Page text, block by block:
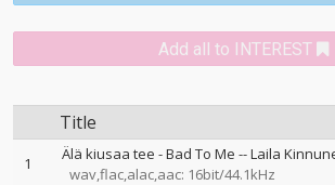
Add all to INTEREST
Title
1 Älä kiusaa tee - Bad To Me --Laila
wav,flac,alac,aac: 16bit/44.1kHz